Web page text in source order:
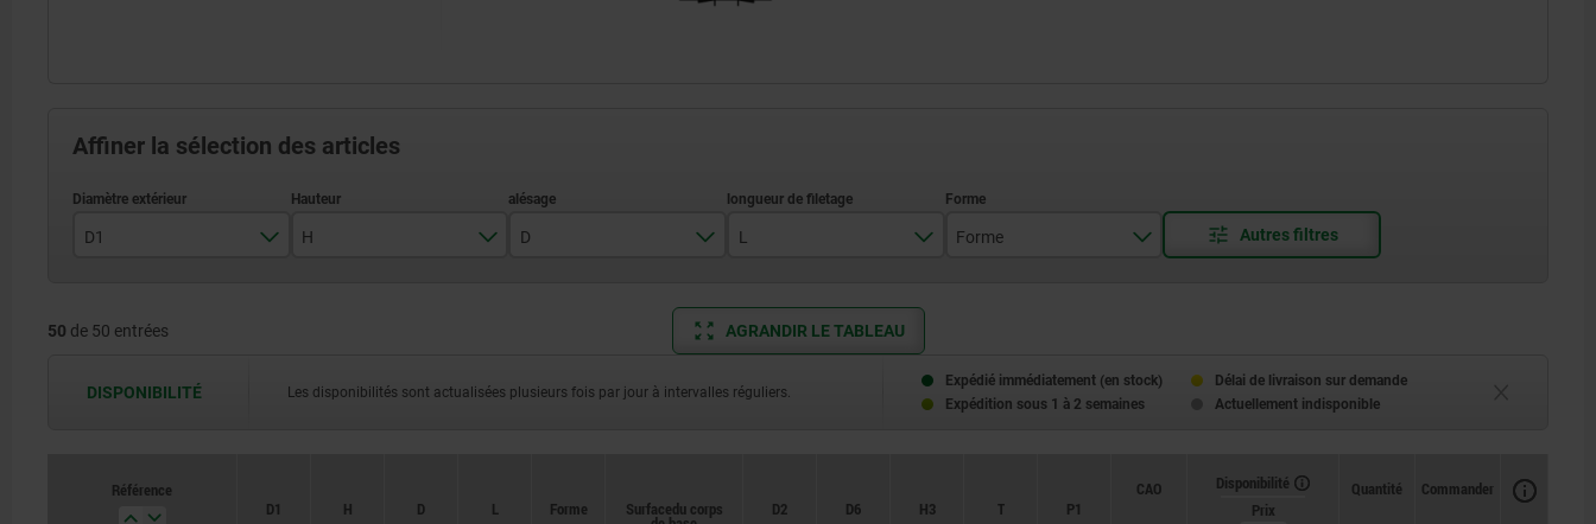
Affiner la sélection des articles
D1
50
H D L
25
Forme
C
50 de 50 entrées AGRANDIR LE TABLEAU
DISPONIBILITÉ Les disponibilités sont actualisées plusieurs fois par jour à intervalles réguliers.
Expédié immédiatement (en stock)
Délai de livraison sur demande
Expédition sous 1 à 2 semaines
Actuellement indisponible
Référence
D1
H D L Forme Surface du corps D2 D6 H3 T P1
CAO
Disponibilité
Prix
Quantité Commander